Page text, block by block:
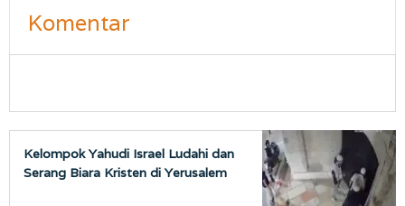
Komentar
Kelompok Yahudi Israel Ludahi dan
Serang Biara Kristen di Yerusalem